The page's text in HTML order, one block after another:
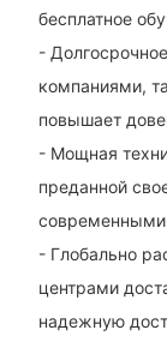
бесплатное
-
компаниями,
повышает
- Мощная
преданной
- Глобально
центрами
надежную